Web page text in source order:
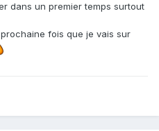
dans un premier temps surtout
fois que je vais sur